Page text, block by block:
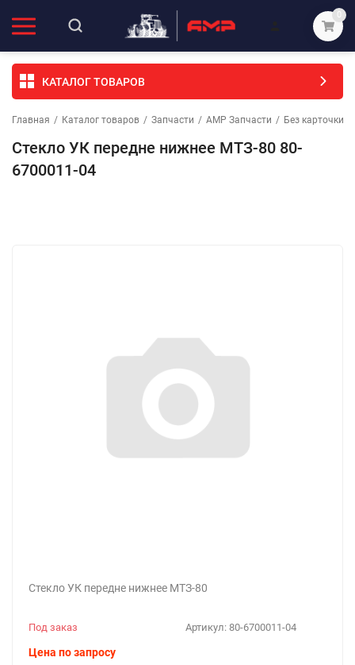
0
КАТАЛОГ ТОВАРОВ
Главная / Каталог товаров / Запчасти / АМР Запчасти / Без карточки
Стекло УК передне нижнее МТЗ-80 80-
6700011-04
Стекло УК передне нижнее МТЗ-80
Артикул: 80-6700011-04
Под заказ
Цена по запросу